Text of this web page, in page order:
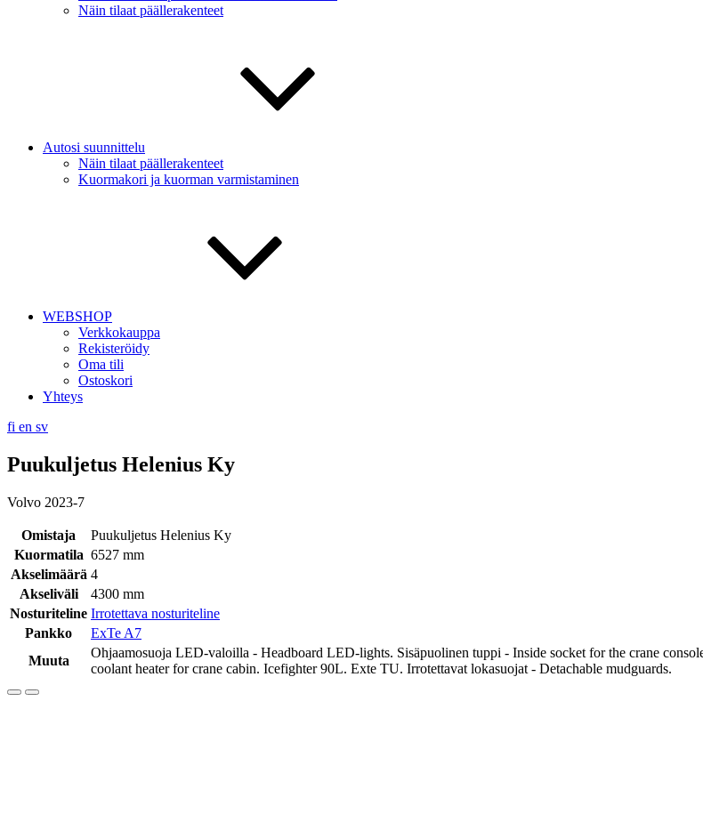
Näin tilaat päällerakenteet
Autosi suunnittelu
Näin tilaat päällerakenteet
Kuormakori ja kuorman varmistaminen
WEBSHOP
Verkkokauppa
Rekisteröidy
Oma tili
Ostoskori
Yhteys
fi en sv
Puukuljetus Helenius Ky
Volvo 2023-7
Omistaja
Puukuljetus Helenius Ky
Kuormatila 6527 mm
Akselimäärä 4
Akseliväli
4300 mm
Nosturiteline Irrotettava nosturiteline
Pankko
ExTe A7
Muuta
Ohjaamosuoja LED-valoilla - Headboard LED-lights. Sisäpuolinen tuppi - Inside socket for the crane
coolant heater for crane cabin. Icefighter 90L. Exte TU. Irrotettavat lokasuojat - Detachable mudguards.